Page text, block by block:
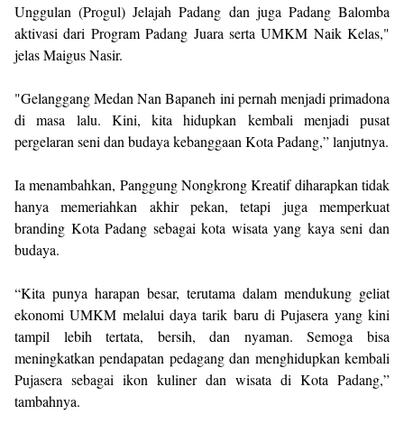
Unggulan (Progul) Jelajah Padang dan juga Padang Balomba
aktivasi dari Program Padang Juara serta UMKM Naik Kelas,"
jelas Maigus Nasir.
"Gelanggang Medan Nan Bapaneh ini pernah menjadi primadona
di masa lalu. Kini, kita hidupkan kembali menjadi pusat
pergelaran seni dan budaya kebanggaan Kota Padang,” lanjutnya.
Ia menambahkan, Panggung Nongkrong Kreatif diharapkan tidak
hanya memeriahkan akhir pekan, tetapi juga memperkuat
branding Kota Padang sebagai kota wisata yang kaya seni dan
budaya.
“Kita punya harapan besar, terutama dalam mendukung geliat
ekonomi UMKM melalui daya tarik baru di Pujasera yang kini
tampil lebih tertata, bersih, dan nyaman. Semoga bisa
meningkatkan pendapatan pedagang dan menghidupkan kembali
Pujasera sebagai ikon kuliner dan wisata di Kota Padang,”
tambahnya.